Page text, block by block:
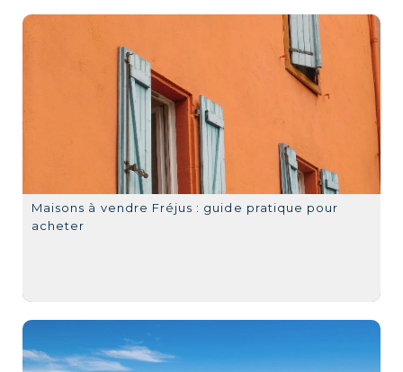
Maisons à vendre Fréjus : guide pratique pour
acheter